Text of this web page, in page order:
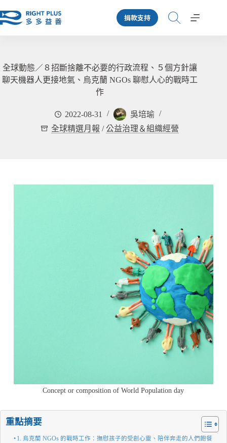
至
容
捐款支持
全球動態／８招斷捨離不必要的行政流程、５個方針讓
聊天機器人更接地氣、烏克蘭 NGOs 聊慰人心的戰時工
作
2022-08-31
吳培瑜
全球精選月報 /公益治理＆組織經營
Concept or composition of World Population day
重點摘要
1. 烏克蘭 NGOs 的戰時工作：撫慰孩子的受創心靈、陪伴奔走的人們飽餐